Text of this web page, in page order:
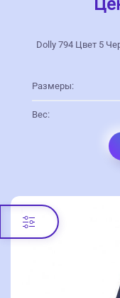
Dolly 794 Цвет 5
Размеры:
Вес: